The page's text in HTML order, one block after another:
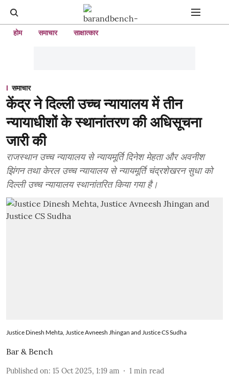
होम समाचार साक्षात्कार
समाचार
केंद्र ने दिल्ली उच्च न्यायालय में तीन
न्यायाधीशों के स्थानांतरण की अधिसूचना
जारी की
राजस्थान उच्च न्यायालय से न्यायमूर्ति दिनेश मेहता और अवनीश
झिंगन तथा केरल उच्च न्यायालय से न्यायमूर्ति चंद्रशेखरन सुधा को
दिल्ली उच्च न्यायालय स्थानांतरित किया गया है।
Justice Dinesh Mehta, Justice Avneesh Jhingan and Justice CS Sudha
Bar & Bench
Published on: 15 Oct 2025, 1:19 am 1 min read